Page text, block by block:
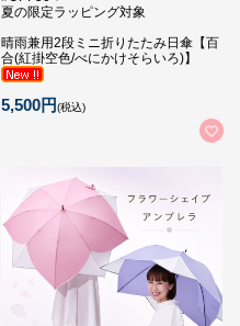
夏の限定ラッピング対象
晴雨兼用2段ミニ折りたたみ日傘【百
合(紅掛空色/べにかけそらいろ)】
5,500円(税込)